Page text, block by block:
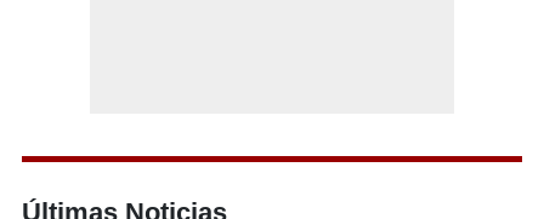
Últimas Noticias